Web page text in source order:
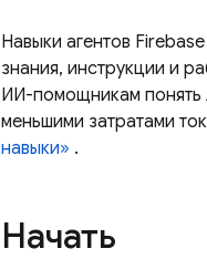
Навыки агентов Firebase
знания, инструкции и
ИИ-помощникам понять
меньшими затратами
навыки» .
Начать